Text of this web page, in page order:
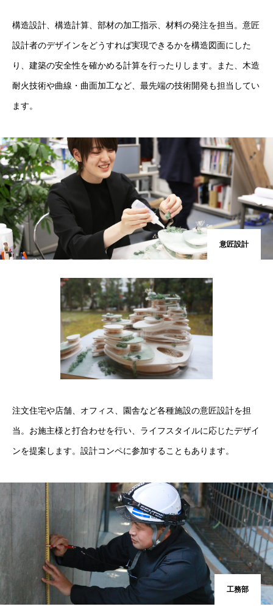
キャリア採用
インターンシップ
社員インタビュー
採用担当からのメッセージ
お問い合わせ
構造設計、構造計算、部材の加工指示、材料の発注を担当。意匠
設計者のデザインをどうすれば実現できるかを構造図面にした
り、建築の安全性を確かめる計算を行ったりします。また、木造
耐火技術や曲線・曲面加工など、最先端の技術開発も担当してい
ます。
意匠設計
注文住宅や店舗、オフィス、園舎など各種施設の意匠設計を担
当。お施主様と打合わせを行い、ライフスタイルに応じたデザイ
ンを提案します。設計コンペに参加することもあります。
工務部